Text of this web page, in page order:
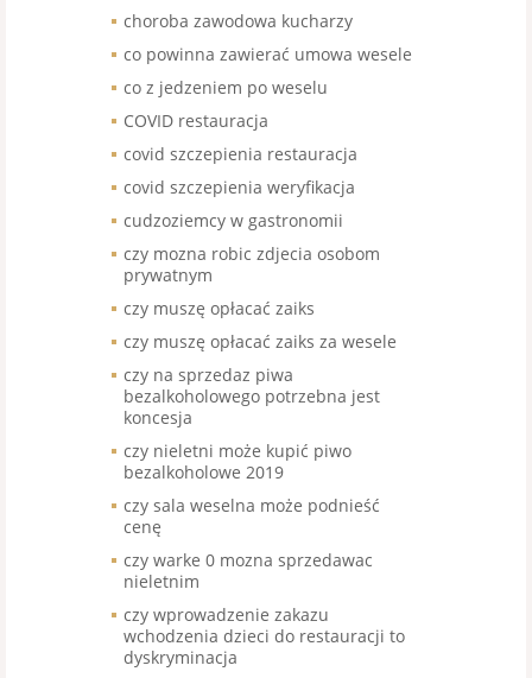
choroba zawodowa kucharzy
co powinna zawierać umowa wesele
co z jedzeniem po weselu
COVID restauracja
covid szczepienia restauracja
covid szczepienia weryfikacja
cudzoziemcy w gastronomii
czy mozna robic zdjecia osobom
prywatnym
czy muszę opłacać zaiks
czy muszę opłacać zaiks za wesele
czy na sprzedaz piwa
bezalkoholowego potrzebna jest
koncesja
czy nieletni może kupić piwo
bezalkoholowe 2019
czy sala weselna może podnieść
cenę
czy warke 0 mozna sprzedawac
nieletnim
czy wprowadzenie zakazu
wchodzenia dzieci do restauracji to
dyskryminacja